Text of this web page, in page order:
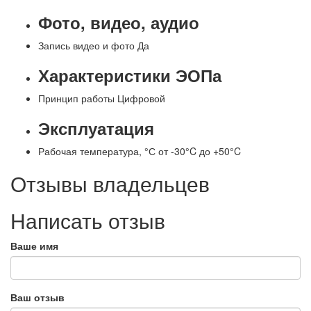
Фото, видео, аудио
Запись видео и фото Да
Характеристики ЭОПа
Принцип работы Цифровой
Эксплуатация
Рабочая температура, °С от -30°C до +50°C
Отзывы владельцев
Написать отзыв
Ваше имя
Ваш отзыв